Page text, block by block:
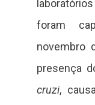
foram
novembro
presença
cruzi,